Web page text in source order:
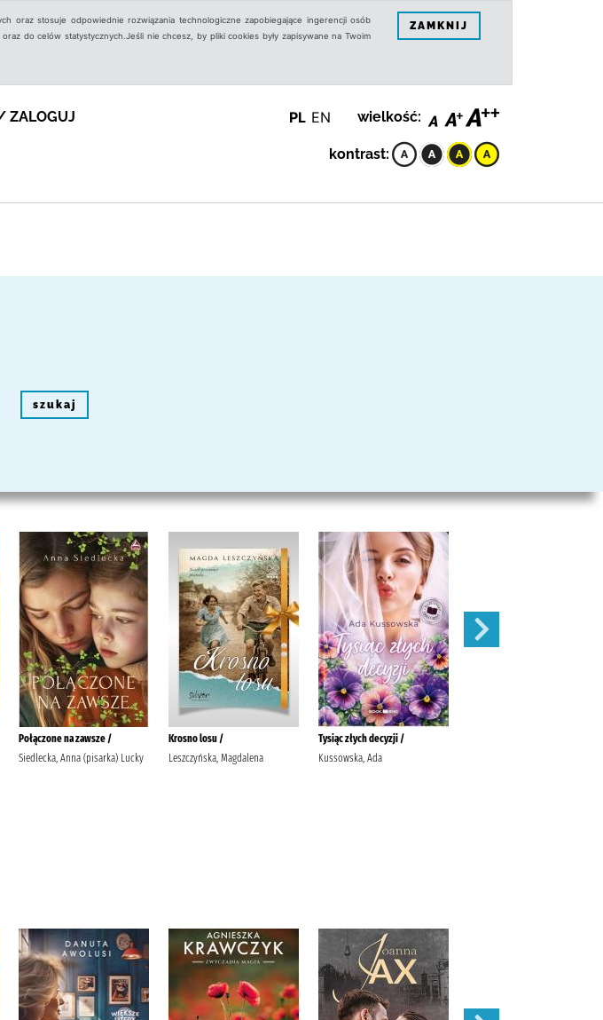
oraz stosuje odpowiednie rozwiązania technologiczne zapobiegające ingerencji osób
do celów statystycznych.Jeśli nie chcesz, by pliki cookies były zapisywane na Twoim
ZAMKNIJ
ZALOGUJ PL EN wielkość:
kontrast:
szukaj
Połączone na zawsze /
Siedlecka, Anna (pisarka) Lucky
Krosno losu /
Leszczyńska, Magdalena
Tysiąc złych decyzji /
Kussowska, Ada